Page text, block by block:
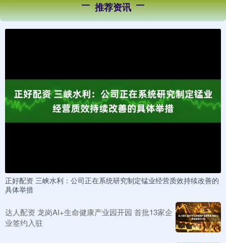
推荐资讯
正好配资 三峡水利：公司正在系统研究制定锰业经营质效持续改善的
具体举措
达人配资 龙岗AI+生命健康产业园开园 首批13家企
业签约入驻